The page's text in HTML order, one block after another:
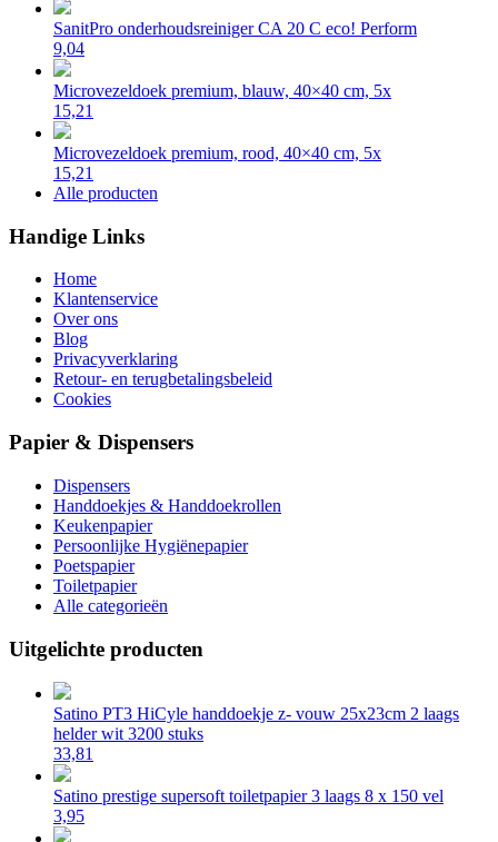
SanitPro onderhoudsreiniger CA 20 C eco! Perform
9,04
Microvezeldoek premium, blauw, 40×40 cm, 5x
15,21
Microvezeldoek premium, rood, 40×40 cm, 5x
15,21
Alle producten
Handige Links
Home
Klantenservice
Over ons
Blog
Privacyverklaring
Retour- en terugbetalingsbeleid
Cookies
Papier & Dispensers
Dispensers
Handdoekjes & Handdoekrollen
Keukenpapier
Persoonlijke Hygiënepapier
Poetspapier
Toiletpapier
Alle categorieën
Uitgelichte producten
Satino PT3 HiCyle handdoekje z- vouw 25x23cm 2 laags
helder wit 3200 stuks
33,81
Satino prestige supersoft toiletpapier 3 laags 8 x 150 vel
3,95